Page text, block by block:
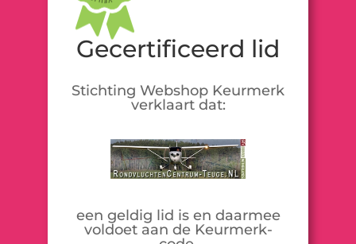
Gecertificeerd lid
Stichting Webshop Keurmerk
verklaart dat:
een geldig lid is en daarmee
voldoet aan de Keurmerk-